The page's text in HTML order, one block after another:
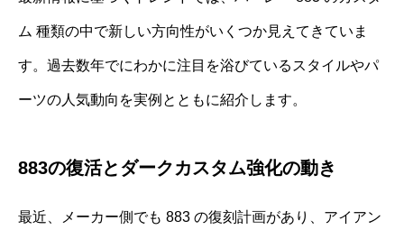
ム 種類の中で新しい方向性がいくつか見えてきていま
す。過去数年でにわかに注目を浴びているスタイルやパ
ーツの人気動向を実例とともに紹介します。
883の復活とダークカスタム強化の動き
最近、メーカー側でも 883 の復刻計画があり、アイアン